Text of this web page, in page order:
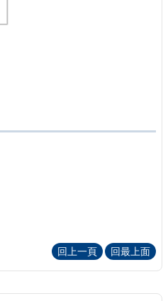
回上一頁
回最上面